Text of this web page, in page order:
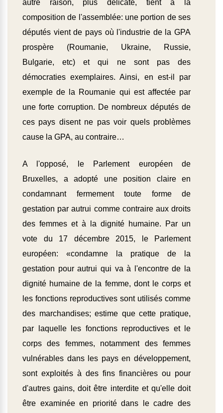
autre raison, plus délicate, tient à la
composition de l'assemblée: une portion de ses
députés vient de pays où l'industrie de la GPA
prospère (Roumanie, Ukraine, Russie,
Bulgarie, etc) et qui ne sont pas des
démocraties exemplaires. Ainsi, en est-il par
exemple de la Roumanie qui est affectée par
une forte corruption. De nombreux députés de
ces pays disent ne pas voir quels problèmes
cause la GPA, au contraire…
A l'opposé, le Parlement européen de
Bruxelles, a adopté une position claire en
condamnant fermement toute forme de
gestation par autrui comme contraire aux droits
des femmes et à la dignité humaine. Par un
vote du 17 décembre 2015, le Parlement
européen: «condamne la pratique de la
gestation pour autrui qui va à l'encontre de la
dignité humaine de la femme, dont le corps et
les fonctions reproductives sont utilisés comme
des marchandises; estime que cette pratique,
par laquelle les fonctions reproductives et le
corps des femmes, notamment des femmes
vulnérables dans les pays en développement,
sont exploités à des fins financières ou pour
d'autres gains, doit être interdite et qu'elle doit
être examinée en priorité dans le cadre des